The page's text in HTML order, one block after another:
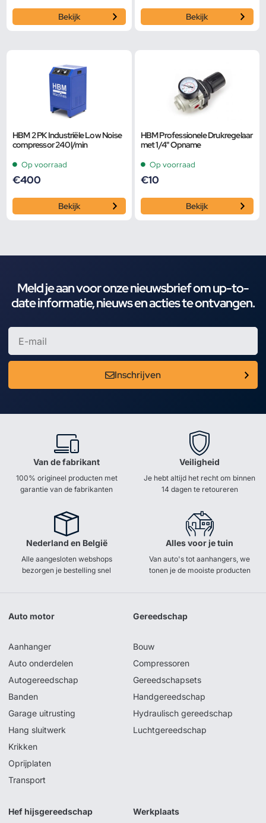
Bekijk Bekijk
HBM 2 PK Industriële Low Noise
compressor 240 l/min
Op voorraad
€400
Bekijk
HBM Professionele Drukregelaar
met 1/4" Opname
Op voorraad
€10
Bekijk
Meld je aan voor onze nieuwsbrief om up-to-
date informatie, nieuws en acties te ontvangen.
Inschrijven
Van de fabrikant
100% origineel producten met
garantie van de fabrikanten
Veiligheid
Je hebt altijd het recht om binnen
14 dagen te retoureren
Nederland en België
Alle aangesloten webshops
bezorgen je bestelling snel
Alles voor je tuin
Van auto's tot aanhangers, we
tonen je de mooiste producten
Auto motor
Aanhanger
Auto onderdelen
Autogereedschap
Banden
Garage uitrusting
Hang sluitwerk
Krikken
Oprijplaten
Transport
Gereedschap
Bouw
Compressoren
Gereedschapsets
Handgereedschap
Hydraulisch gereedschap
Luchtgereedschap
Hef hijsgereedschap Werkplaats